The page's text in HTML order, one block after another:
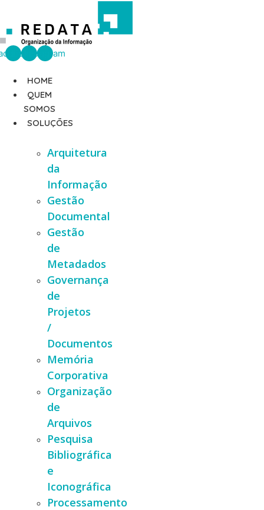
o
conteúdo
LinkedinInstagram
HOME
QUEM
SOMOS
SOLUÇÕES
Arquitetura
da
Informação
Gestão
Documental
Gestão
de
Metadados
Governança
de
Projetos
/
Documentos
Memória
Corporativa
Organização
de
Arquivos
Pesquisa
Bibliográfica
e
Iconográfica
Processamento